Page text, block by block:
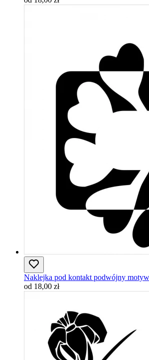
Naklejka pod kontakt podwójny
od 18,00 zł